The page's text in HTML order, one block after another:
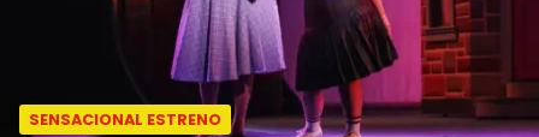
SENSACIONAL ESTRENO